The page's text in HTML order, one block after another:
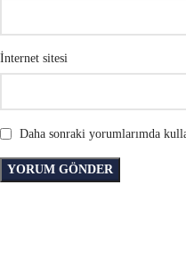
İnternet sitesi
Daha sonraki yorumlarımda